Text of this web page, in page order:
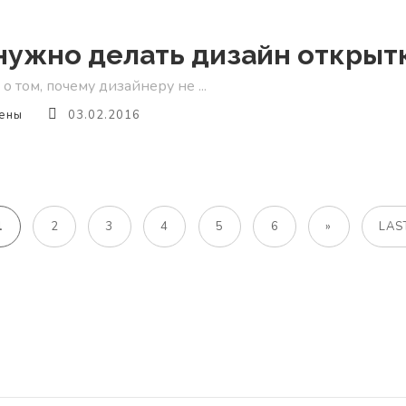
делать дизайн
том, почему дизайнеру не ...
03.02.2016
2 3 4 5 6 »